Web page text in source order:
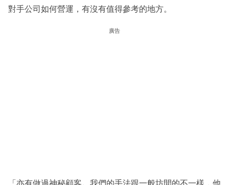
對手公司如何營運，有沒有值得參考的地方。
廣告
「亦有做過神秘顧客。我們的手法跟一般坊間的不一樣，他